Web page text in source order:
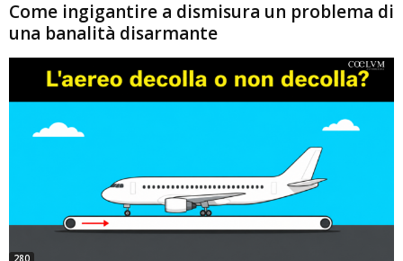
Come ingigantire a dismisura un problema di
una banalità disarmante
280